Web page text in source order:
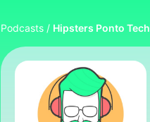
Podcasts Hipsters Ponto Tech